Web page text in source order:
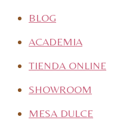
BLOG
ACADEMIA
TIENDA ONLINE
SHOWROOM
MESA DULCE